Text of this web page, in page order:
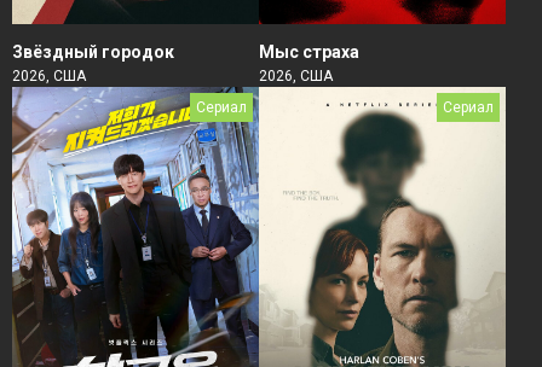
Звёздный городок
2026, США
Мыс страха
2026, США
Сериал
Сериал